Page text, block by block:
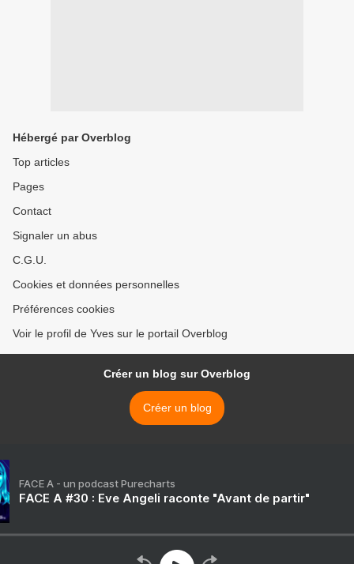
Hébergé par Overblog
Top articles
Pages
Contact
Signaler un abus
C.G.U.
Cookies et données personnelles
Préférences cookies
Voir le profil de Yves sur le portail Overblog
Créer un blog sur Overblog
Créer un blog
FACE A - un podcast Purecharts
FACE A #30 : Eve Angeli raconte "Avant de partir"